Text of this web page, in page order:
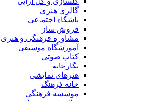
گالری هنری
باشگاه اجتماعی
فروش ساز
مشاوره فرهنگی و هنری
آموزشگاه موسیقی
کتاب صوتی
نگارخانه
هنرهای نمایشی
خانه فرهنگ
موسسه فرهنگی